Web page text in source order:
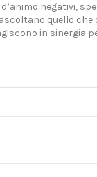
negativi,
quello che
in